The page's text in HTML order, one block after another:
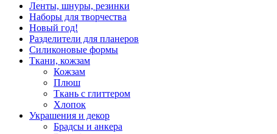
Ленты, шнуры, резинки
Наборы для творчества
Новый год!
Разделители для планеров
Силиконовые формы
Ткани, кожзам
Кожзам
Плюш
Ткань с глиттером
Хлопок
Украшения и декор
Брадсы и анкера